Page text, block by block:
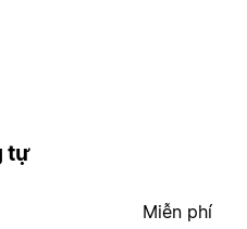
tự
Miễn phí